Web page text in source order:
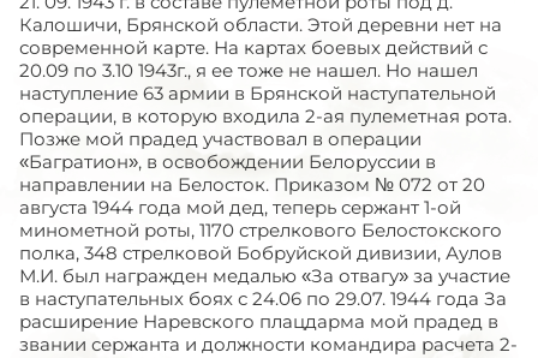
Калошичи, Брянской области. Этой деревни нет на
современной карте. На картах боевых действий с
20.09 по 3.10 1943г., я ее тоже не нашел. Но нашел
наступление 63 армии в Брянской наступательной
операции, в которую входила 2-ая пулеметная рота.
Позже мой прадед участвовал в операции
«Багратион», в освобождении Белоруссии в
направлении на Белосток. Приказом № 072 от 20
августа 1944 года мой дед, теперь сержант 1-ой
минометной роты, 1170 стрелкового Белостокского
полка, 348 стрелковой Бобруйской дивизии, Аулов
М.И. был награжден медалью «За отвагу» за участие
в наступательных боях с 24.06 по 29.07. 1944 года За
расширение Наревского плацдарма мой прадед в
звании сержанта и должности командира расчета 2-